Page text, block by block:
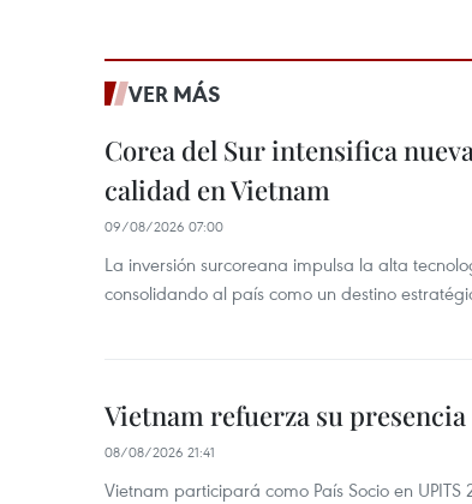
VER MÁS
Corea del Sur intensifica
calidad en Vietnam
09/08/2026 07:00
La inversión surcoreana impulsa la alta
consolidando al país como un destino
Vietnam refuerza su
08/08/2026 21:41
Vietnam participará como País Socio en